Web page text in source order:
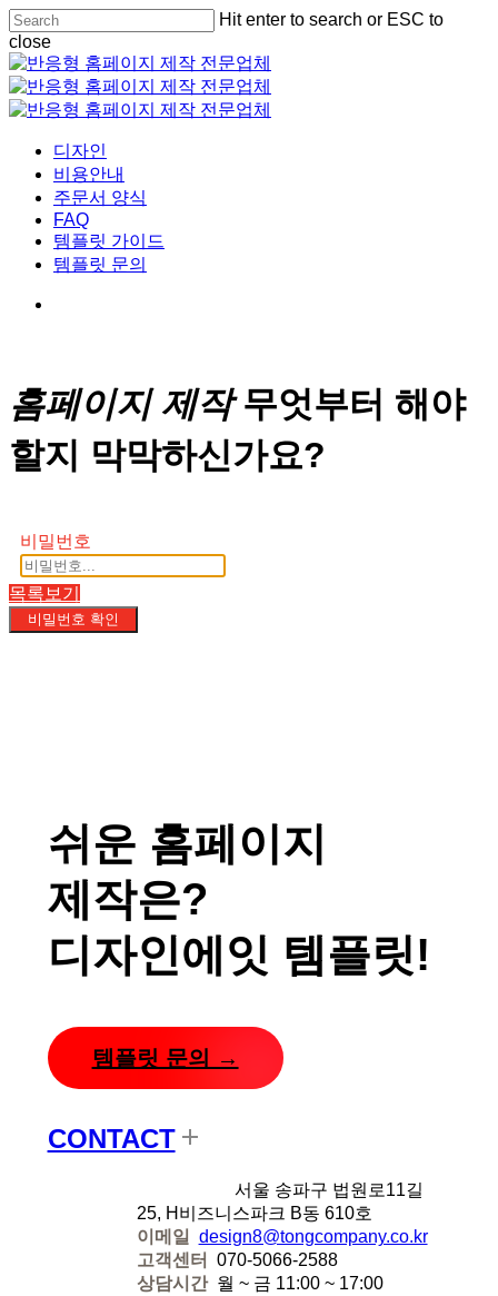
Skip
to
main
content
Hit enter to search or ESC to
close
Close
Search
Menu
디자인
비용안내
주문서 양식
FAQ
템플릿 가이드
템플릿 문의
홈페이지 제작무엇부터 해야
할지 막막하신가요?
비밀번호
목록보기
비밀번호 확인
쉬운 홈페이지
제작은?
디자인에잇 템플릿!
템플릿 문의 →
CONTACT
서울 송파구 법원로11길
25, H비즈니스파크 B동 610호
이메일
design8@tongcompany.co.kr
고객센터
070-5066-2588
상담시간 월 ~ 금 11:00 ~ 17:00